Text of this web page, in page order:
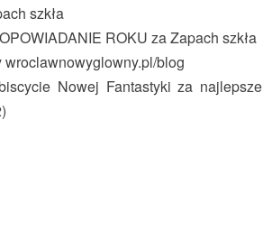
szkła
ROKU za Zapach szkła
blog
Nowej Fantastyki za najlepsze